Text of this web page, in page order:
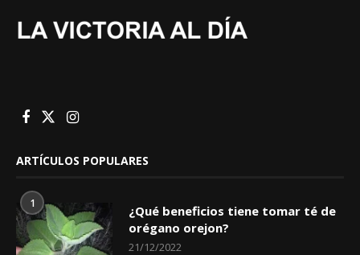
ARTÍCULOS POPULARES
1
¿Qué beneficios tiene tomar té de
orégano orejon?
21/12/2022